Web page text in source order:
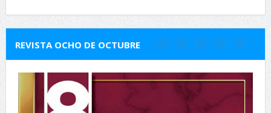
REVISTA OCHO DE OCTUBRE